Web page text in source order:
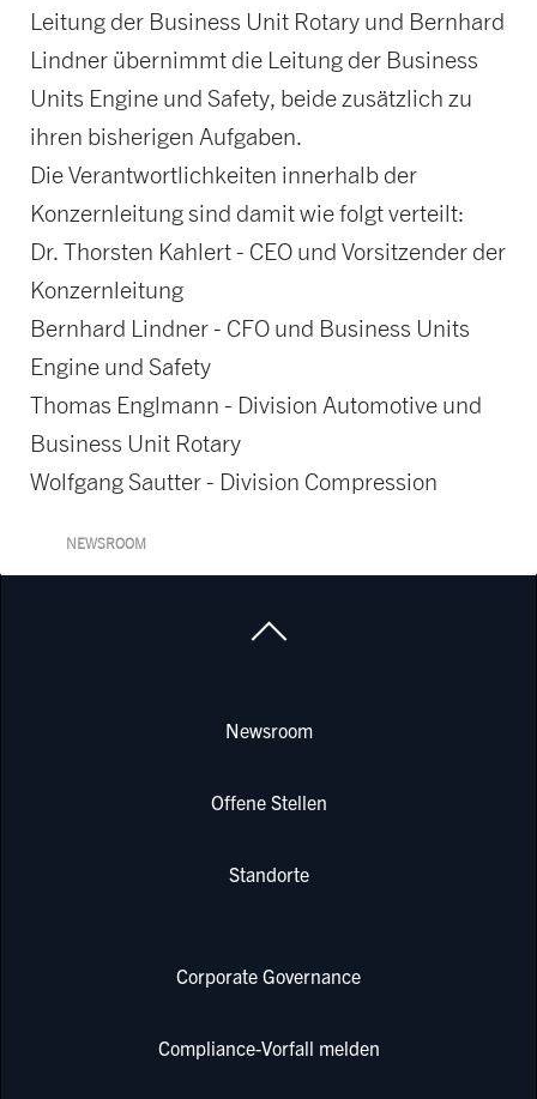
Leitung der Business Unit Rotary und Bernhard
Lindner übernimmt die Leitung der Business
Units Engine und Safety, beide zusätzlich zu
ihren bisherigen Aufgaben.
Die Verantwortlichkeiten innerhalb der
Konzernleitung sind damit wie folgt verteilt:
Dr. Thorsten Kahlert - CEO und Vorsitzender der
Konzernleitung
Bernhard Lindner - CFO und Business Units
Engine und Safety
Thomas Englmann - Division Automotive und
Business Unit Rotary
Wolfgang Sautter - Division Compression
NEWSROOM
Newsroom
Offene Stellen
Standorte
Corporate Governance
Compliance-Vorfall melden